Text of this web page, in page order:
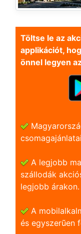
Töltse le az
applikációt,
önnel legyen
A legjobb
szállodák
legjobb árakon.
A
és egyszerũen